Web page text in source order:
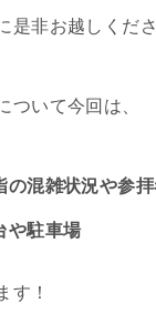
是非お越しくだ
ついて今回は、
の混雑状況や参
や駐車場
す！